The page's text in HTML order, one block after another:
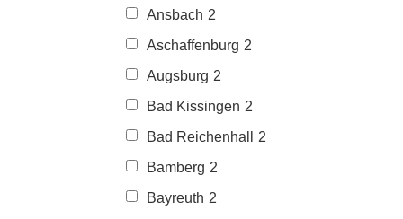
Ansbach 2
Aschaffenburg 2
Augsburg 2
Bad Kissingen 2
Bad Reichenhall
2
Bamberg 2
Bayreuth 2